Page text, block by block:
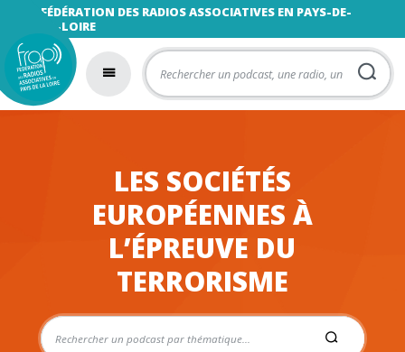
FÉDÉRATION DES RADIOS ASSOCIATIVES EN PAYS-DE-
LA-LOIRE
LES SOCIÉTÉS
EUROPÉENNES À
L’ÉPREUVE DU
TERRORISME